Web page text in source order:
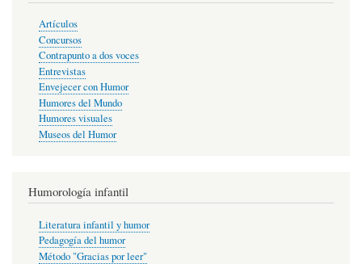
Artículos
Concursos
Contrapunto a dos voces
Entrevistas
Envejecer con Humor
Humores del Mundo
Humores visuales
Museos del Humor
Humorología infantil
Literatura infantil y humor
Pedagogía del humor
Método "Gracias por leer"